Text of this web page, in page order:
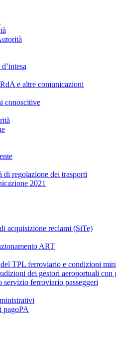
e altre comunicazioni
conoscitive
di regolazione dei trasporti
2021
acquisizione reclami (SiTe)
ART
TPL ferroviario e condizioni
dei gestori aeroportuali con
ferroviario passeggeri
pagoPA